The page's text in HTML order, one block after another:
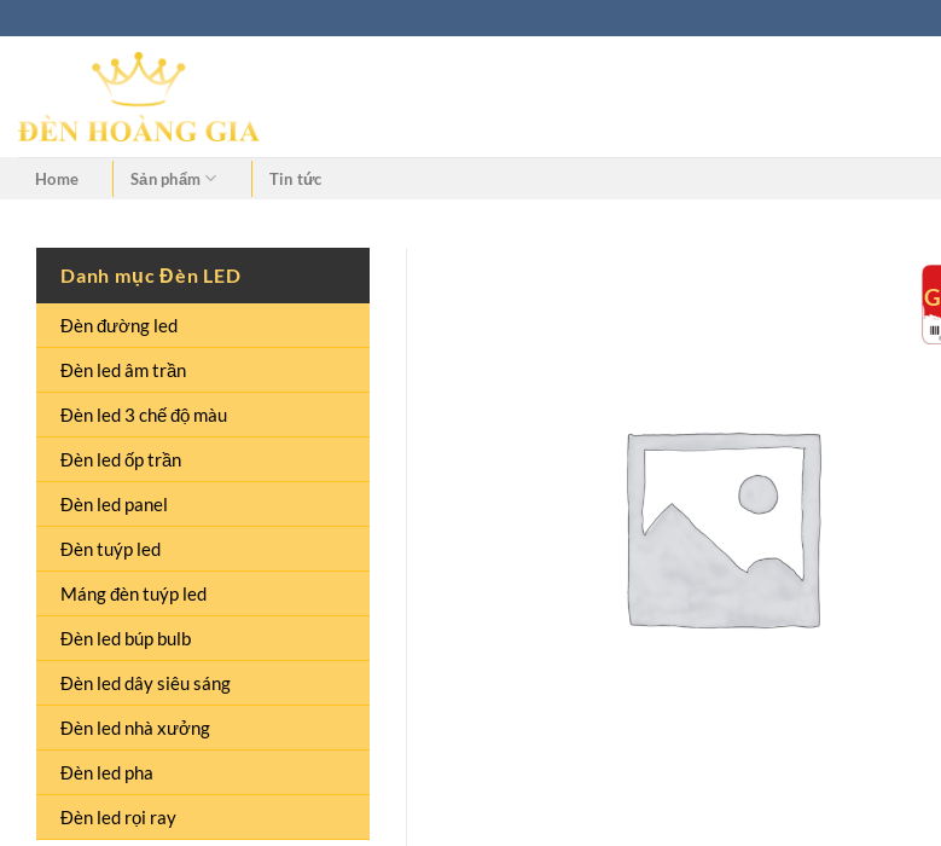
Home Sản phẩm Tin tức
Danh mục Đèn LED
Đèn đường led
Đèn led âm trần
Đèn led 3 chế độ màu
Đèn led ốp trần
Đèn led panel
Đèn tuýp led
Máng đèn tuýp led
Đèn led búp bulb
Đèn led dây siêu sáng
Đèn led nhà xưởng
Đèn led pha
Đèn led rọi ray